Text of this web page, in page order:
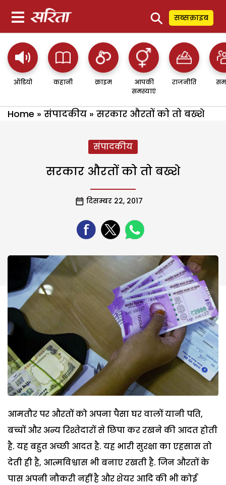
⚲ सब्सक्राइब
ऑडियो कहानी क्राइम
आपकी
समस्याएं
राजनीति
Home » संपादकीय » सरकार औरतों को तो बख्शे
संपादकीय
सरकार औरतों को तो बख्शे
दिसम्बर 22, 2017
आमतौर पर औरतों को अपना पैसा घर वालों यानी पति,
बच्चों और अन्य रिश्तेदारों से छिपा कर रखने की आदत होती
है. यह बहुत अच्छी आदत है. यह भारी सुरक्षा का एहसास तो
देती ही है, आत्मविश्वास भी बनाए रखती है. जिन औरतों के
पास अपनी नौकरी नहीं है और शेयर आदि की भी कोई